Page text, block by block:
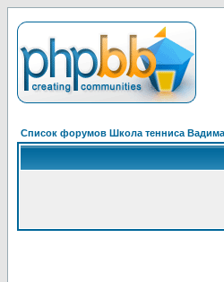
Список форумов Школа тенниса